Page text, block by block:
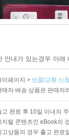
내가 있는경우 아
이페이지 > 반품/교환 신
매자 배송 상품은 판매자
고 완료 후 10일 이내의
지털 콘텐츠인 eBook의
고상품의 경우 출고 완료